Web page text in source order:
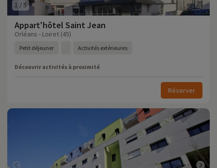
1 /5
Appart'hôtel Saint Jean
Orléans - Loiret (45)
Petit déjeuner Activités extérieures
Découvrir activités à proximité
Réserver